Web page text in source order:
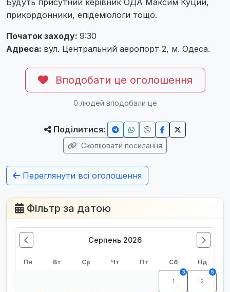
Будуть присутний керівник ОДА Максим Куций,
прикордонники, епідеміологи тощо.
Початок заходу: 9:30
Адреса: вул. Центральний аеропорт 2, м. Одеса.
Вподобати це оголошення
0 людей вподобали це
Поділитися:
Скопіювати посилання
Переглянути всі оголошення
Фільтр за датою
Серпень 2026
Пн Вт Ср Чт Пт Сб Нд
1
3
2
5